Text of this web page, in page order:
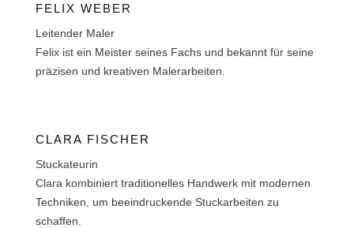
FELIX WEBER
Leitender Maler
Felix ist ein Meister seines Fachs und bekannt für seine
präzisen und kreativen Malerarbeiten.
CLARA FISCHER
Stuckateurin
Clara kombiniert traditionelles Handwerk mit modernen
Techniken, um beeindruckende Stuckarbeiten zu
schaffen.